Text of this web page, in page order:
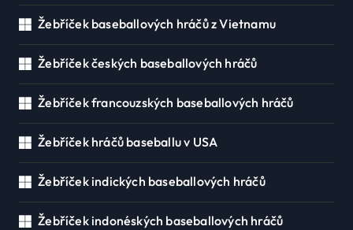
Žebříček baseballových hráčů z Vietnamu
Žebříček českých baseballových hráčů
Žebříček francouzských baseballových hráčů
Žebříček hráčů baseballu v USA
Žebříček indických baseballových hráčů
Žebříček indonéských baseballových hráčů